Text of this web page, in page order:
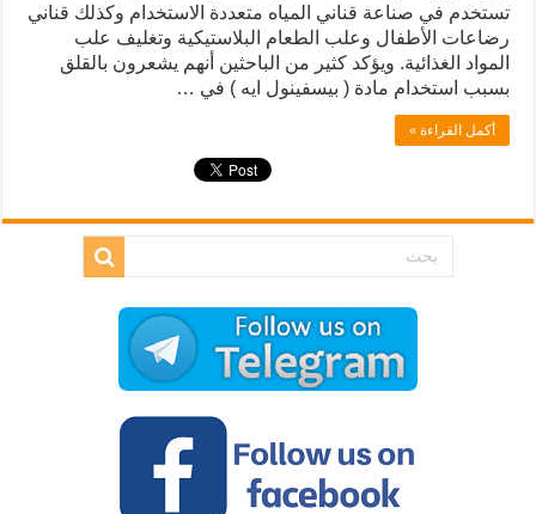
تستخدم في صناعة قناني المياه متعددة الاستخدام وكذلك قناني
رضاعات الأطفال وعلب الطعام البلاستيكية وتغليف علب
المواد الغذائية. ويؤكد كثير من الباحثين أنهم يشعرون بالقلق
بسبب استخدام مادة ( بيسفينول ايه ) في …
أكمل القراءة »